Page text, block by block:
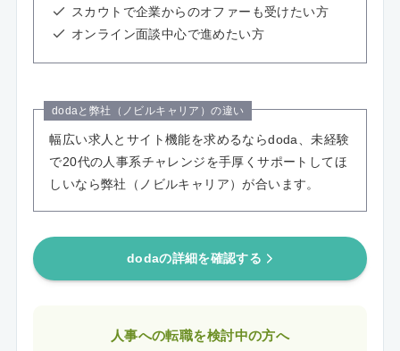
スカウトで企業からのオファーも受けたい方
オンライン面談中心で進めたい方
dodaと弊社（ノビルキャリア）の違い
幅広い求人とサイト機能を求めるならdoda、未経験
で20代の人事系チャレンジを手厚くサポートしてほ
しいなら弊社（ノビルキャリア）が合います。
dodaの詳細を確認する
人事への転職を検討中の方へ